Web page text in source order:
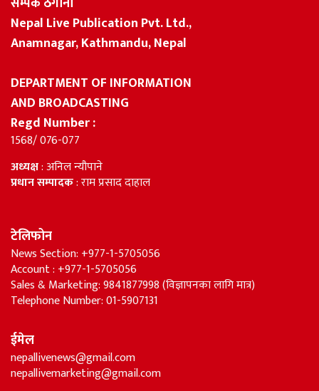
सम्पर्क ठेगाना
Nepal Live Publication Pvt. Ltd.,
DEPARTMENT OF INFORMATION
AND BROADCASTING
Regd Number :
1568/ 076-077
अध्यक्ष: अनिल न्यौपाने
टेलिफोन
News Section: +977-1-5705056
Account : +977-1-5705056
Sales & Marketing: 9841877998 (विज्ञापनका लागि मात्र)
ईमेल
nepallivenews@gmail.com